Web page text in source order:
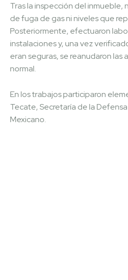
Tras la inspección del
de fuga de gas ni niveles que
Posteriormente, efectuaron
instalaciones y, una vez
eran seguras, se reanudaron las
normal.
En los trabajos participaron
Tecate, Secretaría de la
Mexicano.